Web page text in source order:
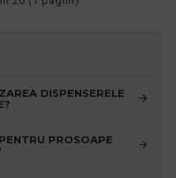
DISPENSERELE
PROSOAPE